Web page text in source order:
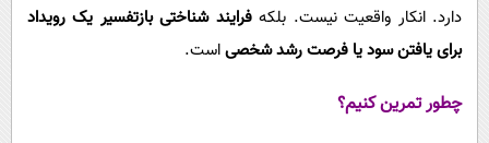
دارد. انکار واقعیت نیست. بلکهفرایند شناختی بازتفسیر یک رویداد
برای یافتن سود یا فرصت رشد شخصیاست.
چطور تمرین کنیم؟